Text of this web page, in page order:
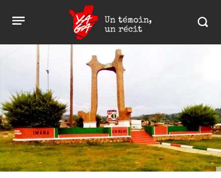
Open
menu
Yaga
Burundi
Search